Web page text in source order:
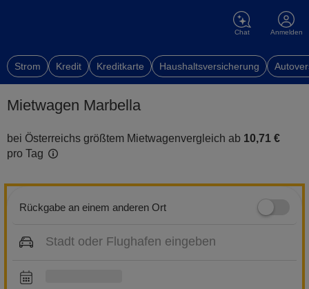
Chat Anmelden
Strom Kredit Kreditkarte Haushaltsversicherung
Mietwagen Marbella
bei Österreichs größtem Mietwagenvergleich ab 10,71 €
pro Tag
Rückgabe an einem anderen Ort